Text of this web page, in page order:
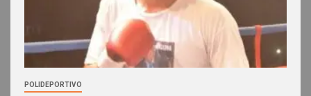
POLIDEPORTIVO